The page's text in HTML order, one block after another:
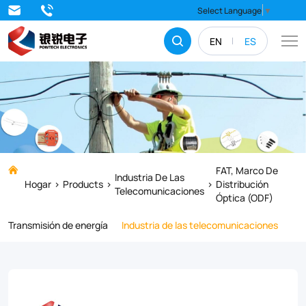
EN ES
Select Language ▼
32
and
48
port
Fiber
Splitter
Distribution
Box
used
Hogar Products
Industria De Las
Telecomunicaciones
FAT, Marco De
Distribución
Óptica (ODF)
Transmisión de energía
Industria de las telecomunicaciones